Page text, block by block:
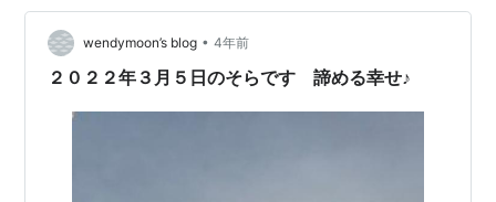
wendymoon’s blog • 4年前
２０２２年３月５日のそらです 諦める幸せ♪